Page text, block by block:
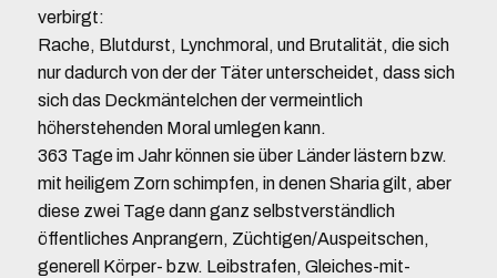
verbirgt:
Rache, Blutdurst, Lynchmoral, und Brutalität, die sich
nur dadurch von der der Täter unterscheidet, dass sich
sich das Deckmäntelchen der vermeintlich
höherstehenden Moral umlegen kann.
363 Tage im Jahr können sie über Länder lästern bzw.
mit heiligem Zorn schimpfen, in denen Sharia gilt, aber
diese zwei Tage dann ganz selbstverständlich
öffentliches Anprangern, Züchtigen/Auspeitschen,
generell Körper- bzw. Leibstrafen, Gleiches-mit-